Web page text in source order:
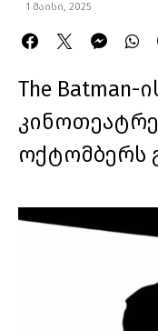
1 მაისი, 2025
The Batman-
ოქტომბერს